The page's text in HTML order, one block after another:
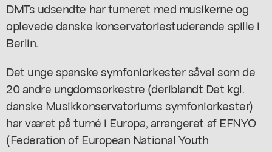
DMTs udsendte har turneret med musikerne og
oplevede danske konservatoriestuderende spille i
Berlin.
Det unge spanske symfoniorkester såvel som de
20 andre ungdomsorkestre (deriblandt Det kgl.
danske Musikkonservatoriums symfoniorkester)
har været på turné i Europa, arrangeret af EFNYO
(Federation of European National Youth